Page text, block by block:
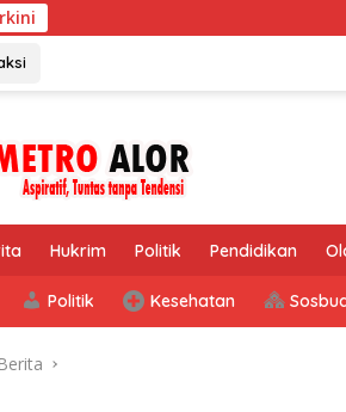
Hukrim Politik Pendidikan
Politik Kesehatan
Berita